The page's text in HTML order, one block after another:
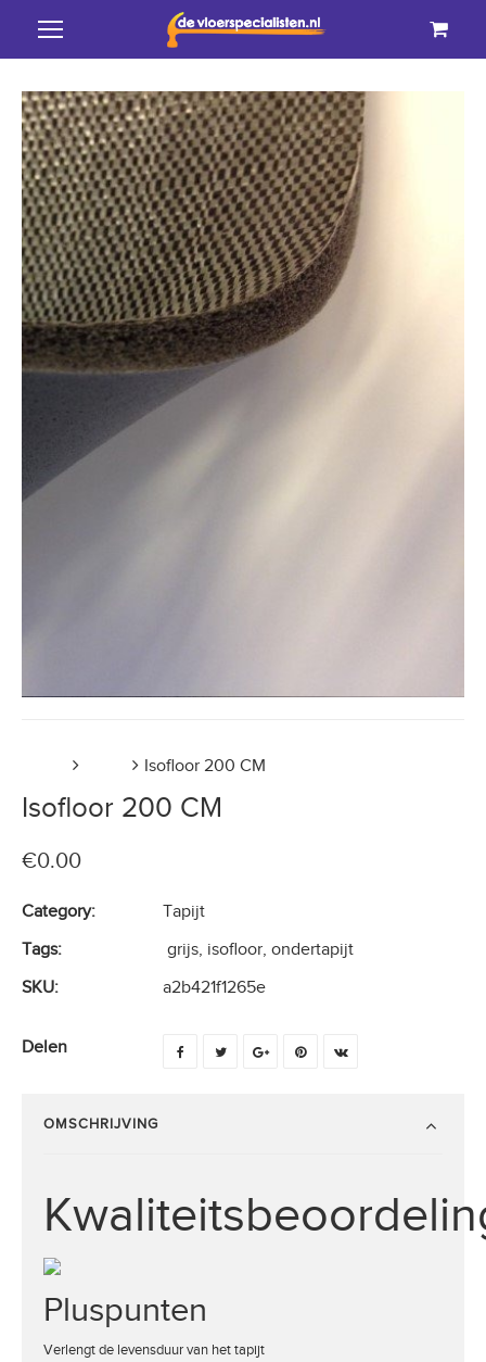
Isofloor 200 CM
Isofloor 200 CM
€0.00
Category:
Tapijt
Tags:
grijs, isofloor, ondertapijt
SKU:
a2b421f1265e
Delen
OMSCHRIJVING
Pluspunten
Verlengt de levensduur van het tapijt